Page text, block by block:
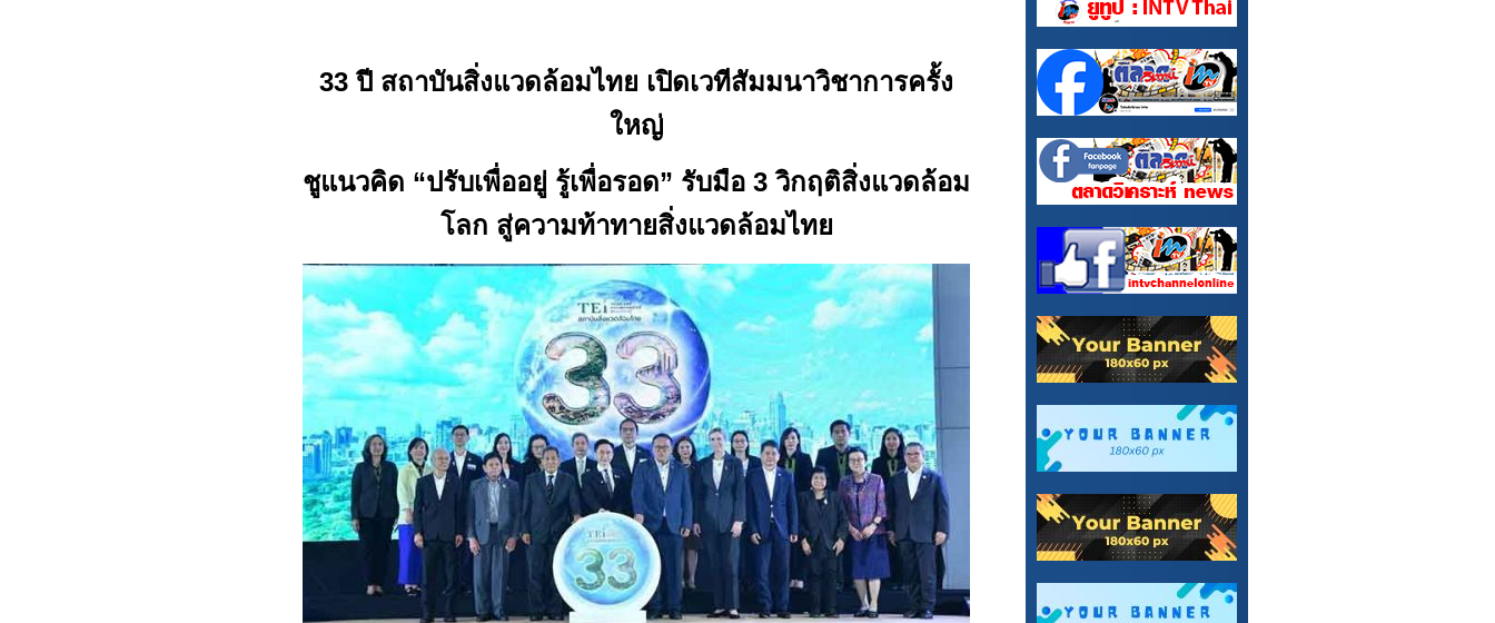
33ปี สถาบันสิ่งแวดล้อมไทย เปิดเวทีสัมมนาวิชาการครั้ง
ใหญ่
ชูแนวคิด “ปรับเพื่ออยู่ รู้เพื่อรอด” รับมือ 3วิกฤติสิ่งแวดล้อม
โลก สู่ความท้าทายสิ่งแวดล้อมไทย